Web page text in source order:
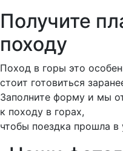
Получите
походу
Поход в горы это
стоит готовиться
Заполните форму и мы
к походу в горах,
чтобы поездка прошла в